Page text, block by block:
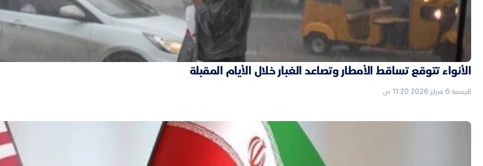
الأنواء تتوقع تساقط الأمطار وتصاعد الغبار خلال الأيام المقبلة
الجمعة 6 فبراير 2026 11:20 ص